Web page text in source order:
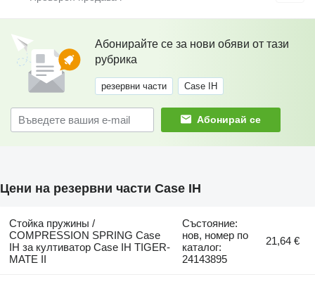
Абонирайте се за нови обяви от тази
рубрика
резервни части Case IH
Абонирай се
Цени на резервни части Case IH
Стойка пружины /
COMPRESSION SPRING Case
IH за култиватор Case IH TIGER-
MATE II
Състояние:
нов, номер по
каталог:
24143895
21,64 €